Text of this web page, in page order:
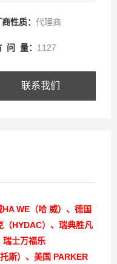
性质： 代理商
问 量： 1127
联系我们
WE（哈 威）、德国
（HYDAC）、瑞典胜凡
瑞士万福乐
斯）、美国 PARKER